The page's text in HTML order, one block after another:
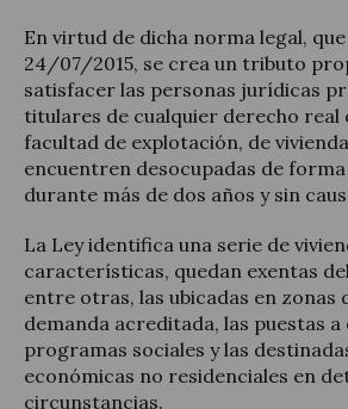
En virtud de dicha norma legal,
24/07/2015, se crea un tributo
satisfacer las personas jurídicas
titulares de cualquier derecho real
facultad de explotación, de
encuentren desocupadas de
durante más de dos años y sin
La Ley identifica una serie de
características, quedan exentas
entre otras, las ubicadas en zonas
demanda acreditada, las puestas
programas sociales y las
económicas no residenciales en
circunstancias.